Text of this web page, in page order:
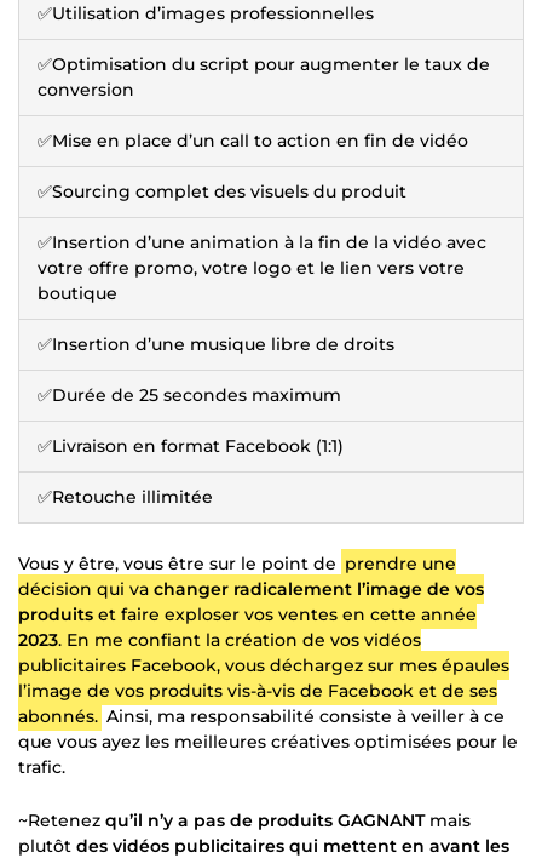
✅Utilisation d’images professionnelles
✅Optimisation du script pour augmenter le taux de
conversion
✅Mise en place d’un call to action en fin de vidéo
✅Sourcing complet des visuels du produit
✅Insertion d’une animation à la fin de la vidéo avec
votre offre promo, votre logo et le lien vers votre
boutique
✅Insertion d’une musique libre de droits
✅Durée de 25 secondes maximum
✅Livraison en format Facebook (1:1)
✅Retouche illimitée
Vous y être, vous être sur le point de prendre une
décision qui va changer radicalement l’image de vos
produits et faire exploser vos ventes en cette année
2023. En me confiant la création de vos vidéos
publicitaires Facebook, vous déchargez sur mes épaules
l’image de vos produits vis-à-vis de Facebook et de ses
abonnés. Ainsi, ma responsabilité consiste à veiller à ce
que vous ayez les meilleures créatives optimisées pour le
trafic.
~Retenez qu’il n’y a pas de produits GAGNANTmais
plutôt des vidéos publicitaires qui mettent en avant les